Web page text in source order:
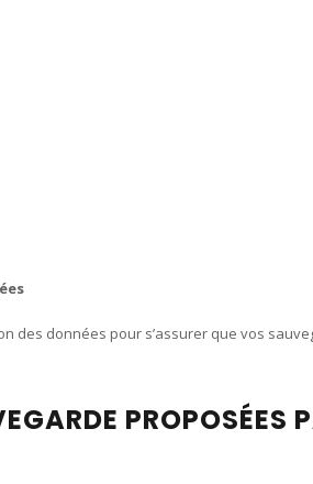
des données pour s’assurer que vos
PROPOSÉES